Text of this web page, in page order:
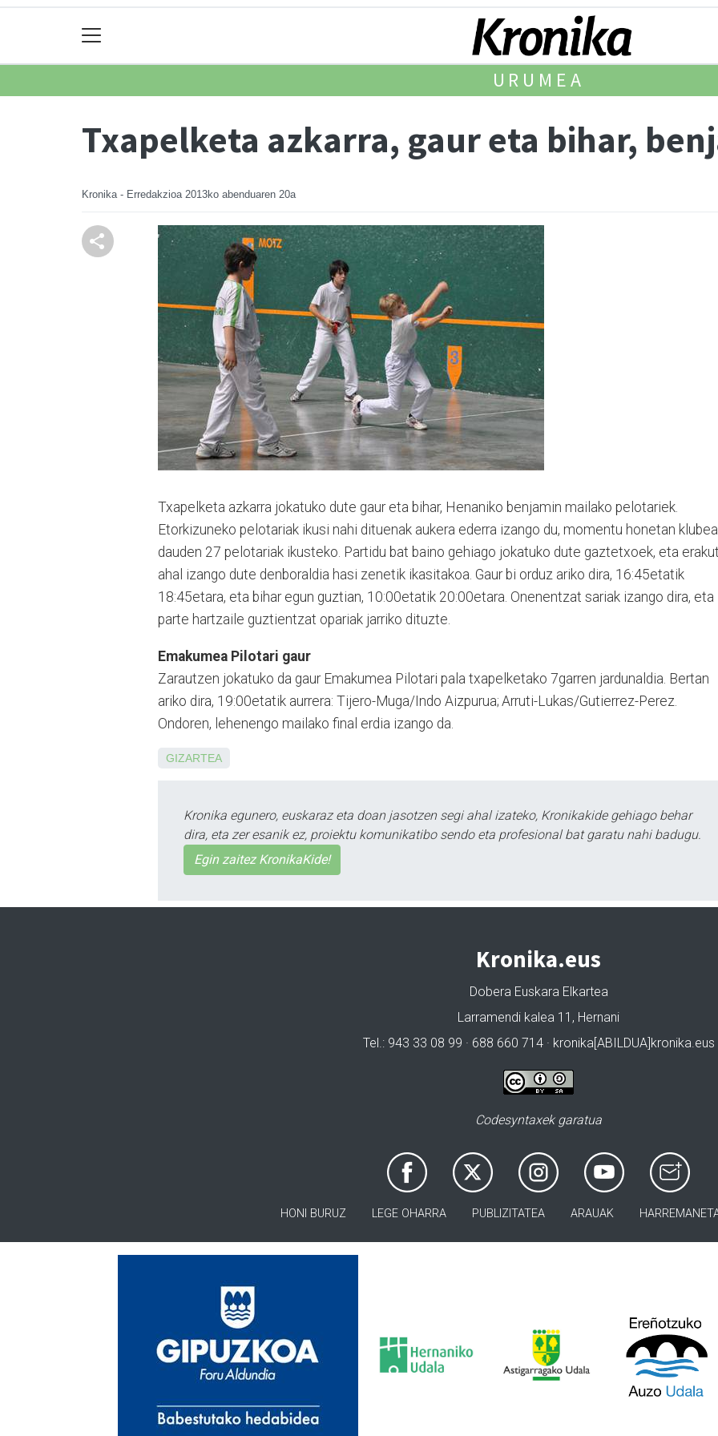
URUMEA
Txapelketa azkarra, gaur eta bihar,
Kronika - Erredakzioa 2013ko abenduaren 20a
Txapelketa azkarra jokatuko dute gaur eta bihar, Henaniko benjamin mailako pelotariek.
Etorkizuneko pelotariak ikusi nahi dituenak aukera ederra izango du, momentu honetan
dauden 27 pelotariak ikusteko. Partidu bat baino gehiago jokatuko dute gaztetxoek, eta
ahal izango dute denboraldia hasi zenetik ikasitakoa. Gaur bi orduz ariko dira, 16:45etatik
18:45etara, eta bihar egun guztian, 10:00etatik 20:00etara. Onenentzat sariak izango dira, eta
parte hartzaile guztientzat opariak jarriko dituzte.
Emakumea Pilotari gaur
Zarautzen jokatuko da gaur Emakumea Pilotari pala txapelketako 7garren jardunaldia. Bertan
ariko dira, 19:00­etatik aurrera: Tijero-Mu­ga/Indo Aizpurua; Arru­ti-Lu­kas/Gutierrez-Perez.
Ondoren, lehenengo mailako final erdia izango da.
GIZARTEA
Kronika egunero, euskaraz eta doan jasotzen segi ahal izateko, Kronikakide gehiago behar
dira, eta zer esanik ez, proiektu komunikatibo sendo eta profesional bat garatu nahi badugu.
Egin zaitez KronikaKide!
Kronika.eus
Dobera Euskara Elkartea
Larramendi kalea 11, Hernani
Tel.: 943 33 08 99 · 688 660 714 · kronika[ABILDUA]kronika.eus
Codesyntaxek garatua
HONI BURUZ LEGE OHARRA PUBLIZITATEA ARAUAK